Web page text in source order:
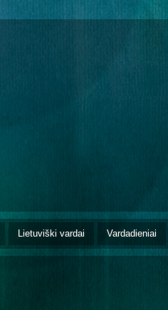
Lietuviški vardai Vardadieniai